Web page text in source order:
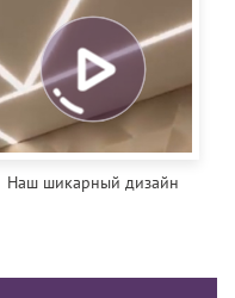
Наш шикарный дизайн